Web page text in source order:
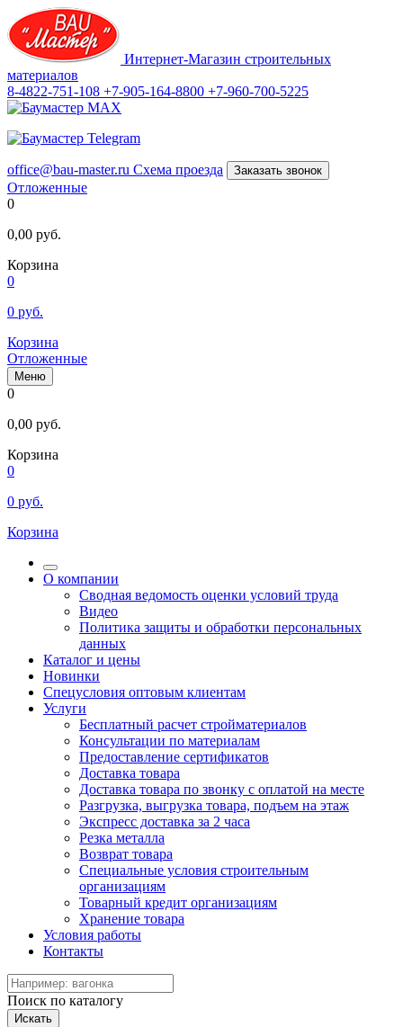
Интернет-Магазин строительных
материалов
8-4822-751-108 +7-905-164-8800 +7-960-700-5225
office@bau-master.ru Схема проезда Заказать звонок
Отложенные
0
0,00 руб.
Корзина
0
0 руб.
Корзина
Отложенные
Меню
0
0,00 руб.
Корзина
0
0 руб.
Корзина
О компании
Сводная ведомость оценки условий труда
Видео
Политика защиты и обработки персональных
данных
Каталог и цены
Новинки
Спецусловия оптовым клиентам
Услуги
Бесплатный расчет стройматериалов
Консультации по материалам
Предоставление сертификатов
Доставка товара
Доставка товара по звонку с оплатой на месте
Разгрузка, выгрузка товара, подъем на этаж
Экспресс доставка за 2 часа
Резка металла
Возврат товара
Специальные условия строительным
организациям
Товарный кредит организациям
Хранение товара
Условия работы
Контакты
Поиск по каталогу
Искать